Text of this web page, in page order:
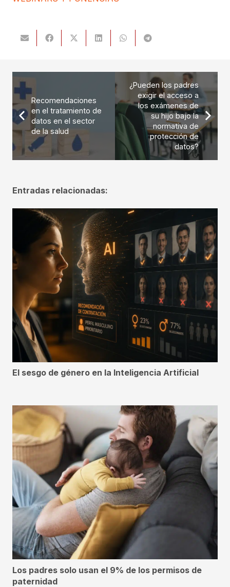
Recomendaciones
en el tratamiento de
datos en el sector
de la salud
¿Pueden los padres
exigir el acceso a
los exámenes de
su hijo bajo la
normativa de
protección de
datos?
Entradas relacionadas:
El sesgo de género en la Inteligencia Artificial
Los padres solo usan el 9% de los permisos de
paternidad